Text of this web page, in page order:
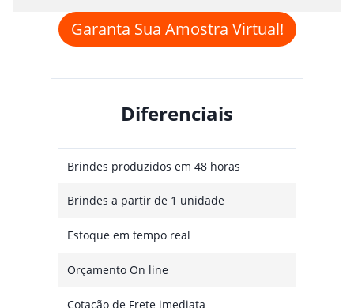
Garanta Sua Amostra Virtual!
Diferenciais
Brindes produzidos em 48 horas
Brindes a partir de 1 unidade
Estoque em tempo real
Orçamento On line
Cotação de Frete imediata